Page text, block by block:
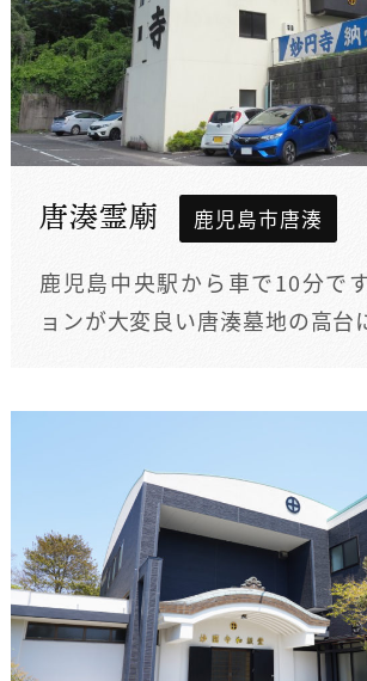
唐湊霊廟 鹿児島市唐湊
鹿児島中央駅から車で10分で
ョンが大変良い唐湊墓地の高台